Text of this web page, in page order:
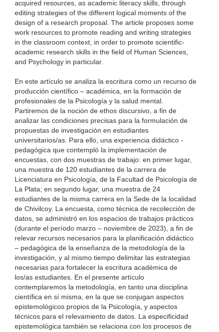
acquired resources, as academic literacy skills, through
editing strategies of the different logical moments of the
design of a research proposal. The article proposes some
work resources to promote reading and writing strategies
in the classroom context, in order to promote scientific-
academic research skills in the field of Human Sciences,
and Psychology in particular.
En este artículo se analiza la escritura como un recurso de
producción científico – académica, en la formación de
profesionales de la Psicología y la salud mental.
Partiremos de la noción de ethos discursivo, a fin de
analizar las condiciones precisas para la formulación de
propuestas de investigación en estudiantes
universitarios/as. Para ello, una experiencia didáctico -
pedagógica que contempló la implementación de
encuestas, con dos muestras de trabajo: en primer lugar,
una muestra de 120 estudiantes de la carrera de
Licenciatura en Psicología, de la Facultad de Psicología de
La Plata; en segundo lugar, una muestra de 24
estudiantes de la misma carrera en la Sede de la localidad
de Chivilcoy. La encuesta, como técnica de recolección de
datos, se administró en los espacios de trabajos prácticos
(durante el período marzo – noviembre de 2023), a fin de
relevar recursos necesarios para la planificación didáctico
– pedagógica de la enseñanza de la metodología de la
investigación, y al mismo tiempo delimitar las estrategias
necesarias para fortalecer la escritura académica de
los/as estudiantes. En el presente artículo
contemplaremos la metodología, en tanto una disciplina
científica en sí misma, en la que se conjugan aspectos
epistemológicos propios de la Psicología, y aspectos
técnicos para el relevamiento de datos. La especificidad
epistemológica también se relaciona con los procesos de